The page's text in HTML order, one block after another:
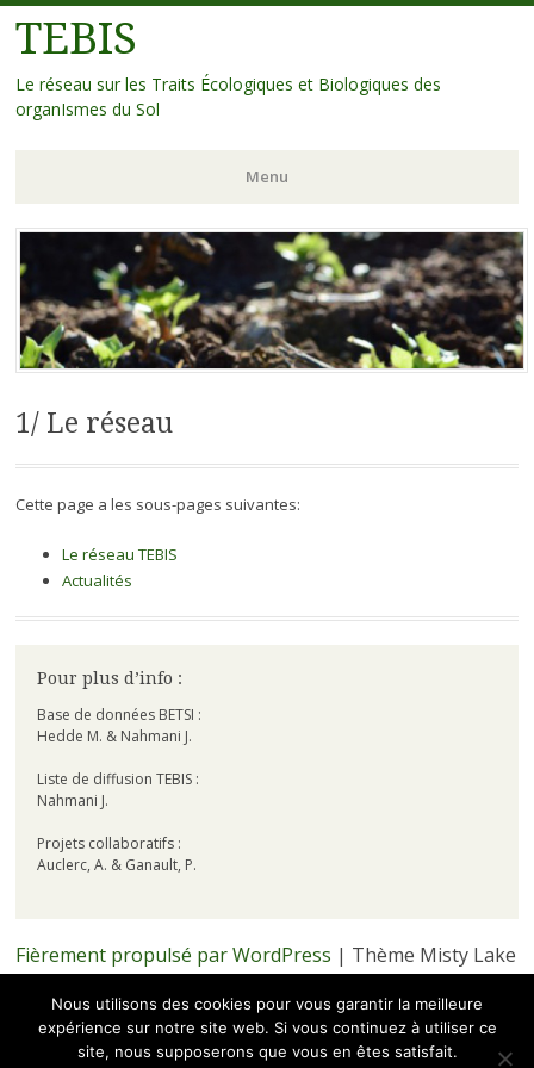
TEBIS
Le réseau sur les Traits Écologiques et Biologiques des
organIsmes du Sol
Menu
Aller
au
contenu
principal
1/ Le réseau
Cette page a les sous-pages suivantes:
Le réseau TEBIS
Actualités
Pour plus d’info :
Base de données BETSI :
Hedde M. & Nahmani J.
Liste de diffusion TEBIS :
Nahmani J.
Projets collaboratifs :
Auclerc, A. & Ganault, P.
Fièrement propulsé par WordPress | Thème Misty Lake
· Hébergé par ·
Nous utilisons des cookies pour vous garantir la meilleure
expérience sur notre site web. Si vous continuez à utiliser ce
site, nous supposerons que vous en êtes satisfait.